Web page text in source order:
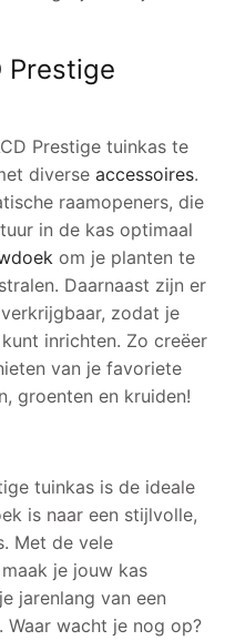
Prestige
Prestige tuinkas te
diverseaccessoires.
raamopeners, die
in de kas optimaal
om je planten te
Daarnaast zijn er
verkrijgbaar, zodat je
inrichten. Zo creëer
van je favoriete
groenten en kruiden!
tuinkas is de ideale
is naar een stijlvolle,
Met de vele
je jouw kas
jarenlang van een
wacht je nog op?